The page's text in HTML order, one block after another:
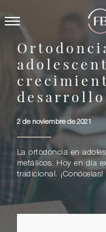
desarrollo
2 de noviembre de 2021
La ortodoncia en
metálicos. Hoy en día
tradicional. ¡Conócelas!